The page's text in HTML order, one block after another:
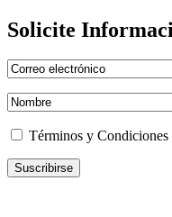
Solicite
Términos y Condiciones